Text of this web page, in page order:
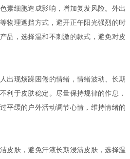
细胞造成影响，增加复发风险。外出
物理遮挡方式，避开正午阳光强烈的时
品，选择温和不刺激的款式，避免对皮
现烦躁困倦的情绪，情绪波动、长期
利于皮肤稳定。尽量保持规律的作息，
平缓的户外活动调节心情，维持情绪的
肤，避免汗液长期浸渍皮肤，选择温